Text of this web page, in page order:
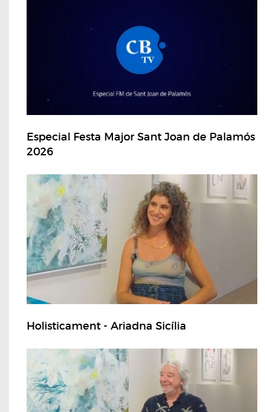
Especial Festa Major Sant Joan de Palamós
2026
Holisticament - Ariadna Sicília